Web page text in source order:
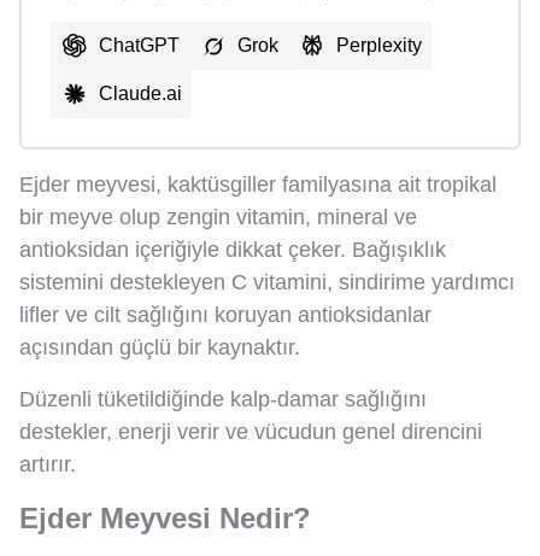
ChatGPT Grok Perplexity
Claude.ai
Ejder meyvesi, kaktüsgiller familyasına ait tropikal
bir meyve olup zengin vitamin, mineral ve
antioksidan içeriğiyle dikkat çeker. Bağışıklık
sistemini destekleyen C vitamini, sindirime yardımcı
lifler ve cilt sağlığını koruyan antioksidanlar
açısından güçlü bir kaynaktır.
Düzenli tüketildiğinde kalp-damar sağlığını
destekler, enerji verir ve vücudun genel direncini
artırır.
Ejder Meyvesi Nedir?